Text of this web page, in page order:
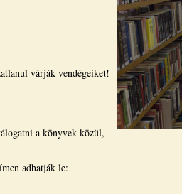
várják vendégeiket!
a könyvek közül,
adhatják le: